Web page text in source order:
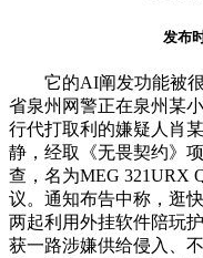
发布
它的AI阐发功能被很
省泉州网警正在泉州某
行代打取利的嫌疑人肖
静，经取《无畏契约》
查，名为MEG 321URX
议。通知布告中称，逛
两起利用外挂软件陪玩
获一路涉嫌供给侵入、